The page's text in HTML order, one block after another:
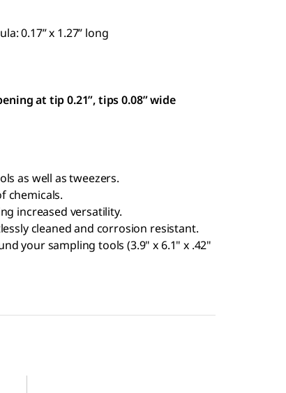
0.17” x 1.27” long
at tip 0.21”, tips 0.08” wide
as well as tweezers.
chemicals.
increased versatility.
cleaned and corrosion resistant.
your sampling tools (3.9" x 6.1" x .42"